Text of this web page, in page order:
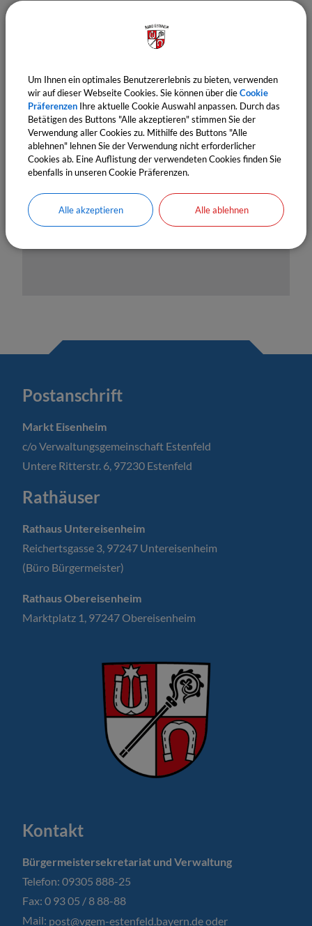
OpenStreetMap wird derzeit
nicht angezeigt
Cookie Einstellungen.
Cookies Anpassen
Postanschrift
Markt Eisenheim
c/o Verwaltungsgemeinschaft Estenfeld
Untere Ritterstr. 6, 97230 Estenfeld
Rathäuser
Rathaus Untereisenheim
Reichertsgasse 3, 97247 Untereisenheim
(Büro Bürgermeister)
Rathaus Obereisenheim
Marktplatz 1, 97247 Obereisenheim
Kontakt
Bürgermeistersekretariat und Verwaltung
Telefon: 09305 888-25
Fax: 0 93 05 / 8 88-88
Mail: post@vgem-estenfeld.bayern.de oder
Um Ihnen ein optimales Benutzererlebnis zu bieten, verwenden
wir auf dieser Webseite Cookies. Sie können über dieCookie
Präferenzen Ihre aktuelle Cookie Auswahl anpassen. Durch das
Betätigen des Buttons "Alle akzeptieren" stimmen Sie der
Verwendung aller Cookies zu. Mithilfe des Buttons "Alle
ablehnen" lehnen Sie der Verwendung nicht erforderlicher
Cookies ab. Eine Auflistung der verwendeten Cookies finden Sie
ebenfalls in unseren Cookie Präferenzen.
Alle akzeptieren Alle ablehnen